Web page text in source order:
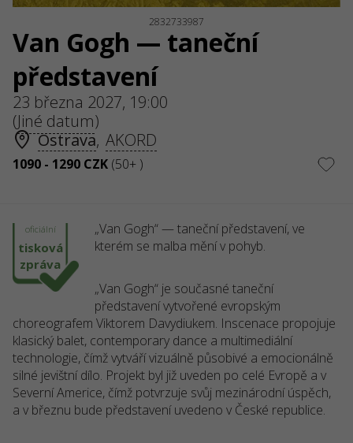
2832733987
Van Gogh — taneční
představení
23 března 2027, 19:00
(Jiné datum)
Ostrava, AKORD
1090 - 1290 CZK (50+ )
oficiální
tisková
zpráva
„Van Gogh“ — taneční představení, ve
kterém se malba mění v pohyb.
„Van Gogh“ je současné taneční
představení vytvořené evropským
choreografem Viktorem Davydiukem. Inscenace propojuje
klasický balet, contemporary dance a multimediální
technologie, čímž vytváří vizuálně působivé a emocionálně
silné jevištní dílo. Projekt byl již uveden po celé Evropě a v
Severní Americe, čímž potvrzuje svůj mezinárodní úspěch,
a v březnu bude představení uvedeno v České republice.